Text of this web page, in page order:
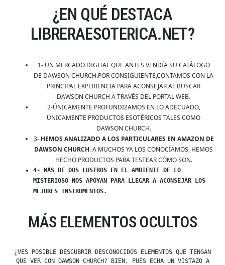
¿EN QUÉ DESTACA
LIBRERAESOTERICA.NET?
1- UN MERCADO DIGITAL QUE ANTES VENDÍA SU CATÁLOGO
DE DAWSON CHURCH.POR CONSIGUIENTE,CONTAMOS CON LA
PRINCIPAL EXPERIENCIA PARA ACONSEJAR AL BUSCAR
DAWSON CHURCH A TRAVÉS DEL PORTAL WEB.
2-ÚNICAMENTE PROFUNDIZAMOS EN LO ADECUADO,
ÚNICAMENTE PRODUCTOS ESOTÉRICOS TALES COMO
DAWSON CHURCH.
3- HEMOS ANALIZADO A LOS PARTICULARES EN AMAZON DE
DAWSON CHURCH. A MUCHOS YA LOS CONOCÍAMOS, HEMOS
HECHO PRODUCTOS PARA TESTEAR CÓMO SON.
4- MÁS DE DOS LUSTROS EN EL AMBIENTE DE LO
MISTERIOSO NOS APOYAN PARA LLEGAR A ACONSEJAR LOS
MEJORES INSTRUMENTOS.
MÁS ELEMENTOS OCULTOS
¿VES POSIBLE DESCUBRIR DESCONOCIDOS ELEMENTOS QUE TENGAN
QUE VER CON DAWSON CHURCH? BIEN, PUES ECHA UN VISTAZO A